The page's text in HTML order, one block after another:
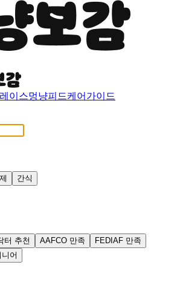
이스멍냥피드케어가이드
간식
터 추천 AAFCO 만족
FEDIAF 만족
니어